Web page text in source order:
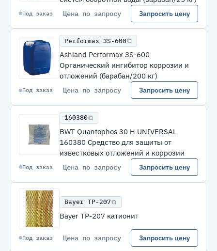
Под заказ Цена по запросу Запросить цену
Performax 3S-600
Ashland Performax 3S-600
Органический ингибитор коррозии и
отложений (барабан/200 кг)
Под заказ Цена по запросу Запросить цену
160380
BWT Quantophos 30 H UNIVERSAL
160380 Средство для защиты от
известковых отложений и коррозии
Под заказ Цена по запросу Запросить цену
Bayer TP-207
Bayer TP-207 катионит
Под заказ Цена по запросу Запросить цену